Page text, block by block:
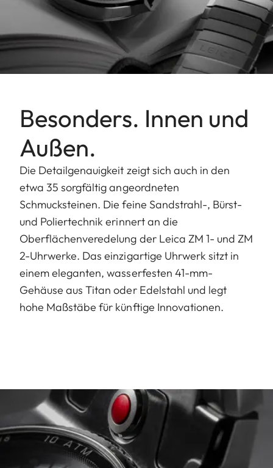
Besonders. Innen und
Außen.
Die Detailgenauigkeit zeigt sich auch in den
etwa 35 sorgfältig angeordneten
Schmucksteinen. Die feine Sandstrahl-, Bürst-
und Poliertechnik erinnert an die
Oberflächenveredelung der Leica ZM 1- und ZM
2-Uhrwerke. Das einzigartige Uhrwerk sitzt in
einem eleganten, wasserfesten 41-mm-
Gehäuse aus Titan oder Edelstahl und legt
hohe Maßstäbe für künftige Innovationen.